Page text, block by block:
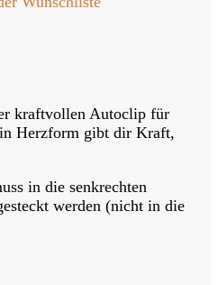
kraftvollen Autoclip für
Herzform gibt dir Kraft,
in die senkrechten
werden (nicht in die